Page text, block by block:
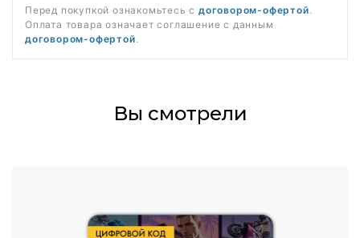
Перед покупкой ознакомьтесь с договором-офертой.
Оплата товара означает соглашение с данным
договором-офертой.
Вы смотрели